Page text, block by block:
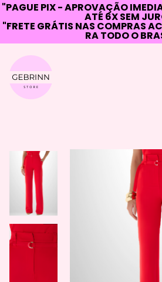
"PAGUE PIX - APROVAÇÃO
ATÉ 6X SEM
"FRETE GRÁTIS NAS COMPRAS
RA TODO O
content